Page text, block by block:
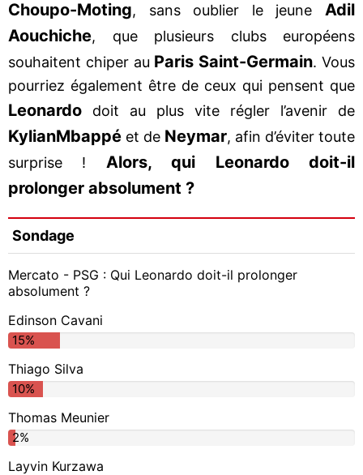
Choupo-Moting, sans oublier le jeune Adil
Aouchiche, que plusieurs clubs européens
souhaitent chiper au Paris Saint-Germain. Vous
pourriez également être de ceux qui pensent que
Leonardo doit au plus vite régler l’avenir de
KylianMbappé et de Neymar, afin d’éviter toute
surprise ! Alors, qui Leonardo doit-il
prolonger absolument ?
Sondage
Mercato - PSG : Qui Leonardo doit-il prolonger
absolument ?
Edinson Cavani
15%
Thiago Silva
10%
Thomas Meunier
2%
Layvin Kurzawa